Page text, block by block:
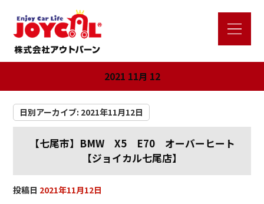
2021 11月 12
日別アーカイブ: 2021年11月12日
【七尾市】BMW X5 E70 オーバーヒート
【ジョイカル七尾店】
投稿日 2021年11月12日